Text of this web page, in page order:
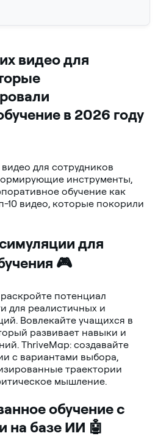
видео для
в 2026 году
для сотрудников
инструменты,
обучение как
10 видео, которые покорили
для
🎮
потенциал
для реалистичных и
Вовлекайте учащихся в
развивает навыки и
ThriveMap: создавайте
с вариантами выбора,
траектории
мышление.
обучение с
на базе ИИ 🤖